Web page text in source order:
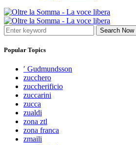
Search Now
Popular Topics
′ Gudmundsson
zucchero
zuccherificio
zuccarini
zucca
zualdi
zona ztl
zona franca
zmaili